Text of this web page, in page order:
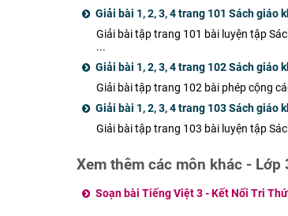
Giải bài 1, 2, 3, 4 trang 101 Sách giáo
Giải bài tập trang 101 bài luyện tập
...
Giải bài 1, 2, 3, 4 trang 102 Sách giáo
Giải bài tập trang 102 bài phép cộng
Giải bài 1, 2, 3, 4 trang 103 Sách giáo
Giải bài tập trang 103 bài luyện tập
Xem thêm các môn khác - Lớp
Soạn bài Tiếng Việt 3 - Kết Nối Tri